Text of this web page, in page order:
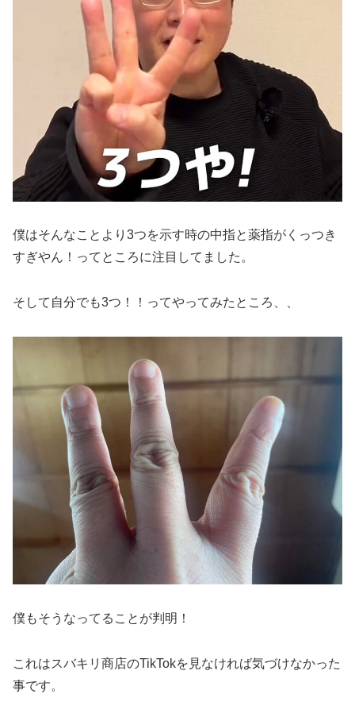
僕はそんなことより3つを示す時の中指と薬指がくっつき
すぎやん！ってところに注目してました。
そして自分でも3つ！！ってやってみたところ、、
僕もそうなってることが判明！
これはスバキリ商店のTikTokを見なければ気づけなかった
事です。